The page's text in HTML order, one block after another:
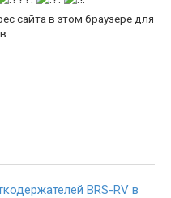
сайта в этом браузере для
BRS-RV в